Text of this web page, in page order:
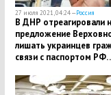
27 июля 2021, 04:24 —Россия
В ДНР отреагировали
предложение
лишать украинцев
связи с паспортом